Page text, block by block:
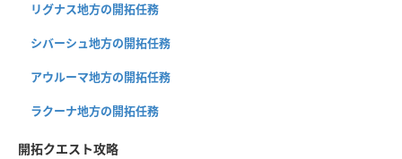
リグナス地方の開拓任務
シバーシュ地方の開拓任務
アウルーマ地方の開拓任務
ラクーナ地方の開拓任務
開拓クエスト攻略